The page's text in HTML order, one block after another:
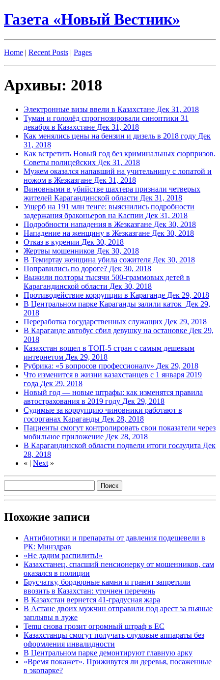
Газета «Новый Вестник»
Home | Recent Posts | Pages
Архивы: 2018
Электронные визы ввели в Казахстане Дек 31, 2018
Туман и гололёд спрогнозировали синоптики 31
декабря в Казахстане Дек 31, 2018
Как менялись цены на бензин и дизель в 2018 году Дек
31, 2018
Как встретить Новый год без криминальных сюрпризов.
Советы полицейских Дек 31, 2018
Мужем оказался напавший на учительницу с лопатой и
ножом в Жезказгане Дек 31, 2018
Виновными в убийстве шахтера признали четверых
жителей Карагандинской области Дек 31, 2018
Ущерб на 191 млн тенге: выяснились подробности
задержания браконьеров на Каспии Дек 31, 2018
Подробности нападения в Жезказгане Дек 30, 2018
Нападение на женщину в Жезказгане Дек 30, 2018
Отказ в курении Дек 30, 2018
Жертвы мошенников Дек 30, 2018
В Темиртау женщина убила сожителя Дек 30, 2018
Поправились по дороге? Дек 30, 2018
Выжили полторы тысячи 500-граммовых детей в
Карагандинской области Дек 30, 2018
Противодействие коррупции в Караганде Дек 29, 2018
В Центральном парке Караганды залили каток Дек 29,
2018
Переработка государственных служащих Дек 29, 2018
В Караганде автобус сбил девушку на остановке Дек 29,
2018
Казахстан вошел в ТОП-5 стран с самым дешевым
интернетом Дек 29, 2018
Рубрика: «5 вопросов профессионалу» Дек 29, 2018
Что изменится в жизни казахстанцев с 1 января 2019
года Дек 29, 2018
Новый год — новые штрафы: как изменятся правила
автострахования в 2019 году Дек 29, 2018
Судимые за коррупцию чиновники работают в
госорганах Караганды Дек 28, 2018
Пациенты смогут контролировать свои показатели через
мобильное приложение Дек 28, 2018
В Карагандинской области подвели итоги госаудита Дек
28, 2018
« | Next »
Похожие записи
Антибиотики и препараты от давления подешевели в
РК: Минздрав
«Не дадим распилить!»
Казахстанец, спасший пенсионерку от мошенников, сам
оказался в полиции
Брусчатку, бордюрные камни и гранит запретили
ввозить в Казахстан: уточнен перечень
В Казахстан вернется 41-градусная жара
В Астане двоих мужчин отправили под арест за пьяные
заплывы в луже
Temu снова грозит огромный штраф в ЕС
Казахстанцы смогут получать слуховые аппараты без
оформления инвалидности
В Центральном парке демонтируют главную арку
«Время покажет». Приживутся ли деревья, посаженные
в экопарке?